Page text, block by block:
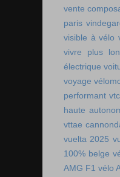
vente
paris
visible à vélo
vivre plus
électrique
voyage
performant
haute
vttae
vuelta 2025
100% belge
AMG F1 vélo